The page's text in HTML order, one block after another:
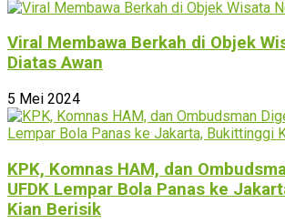
Viral Membawa Berkah di Objek
Diatas Awan
5 Mei 2024
KPK, Komnas HAM, dan
UFDK Lempar Bola Panas ke
Kian Berisik